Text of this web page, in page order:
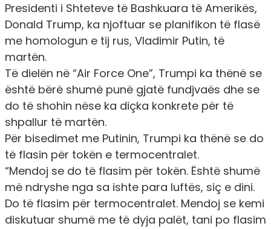
Presidenti i Shteteve të Bashkuara të Amerikës,
Donald Trump, ka njoftuar se planifikon të flasë
me homologun e tij rus, Vladimir Putin, të
martën.
Të dielën në “Air Force One”, Trumpi ka thënë se
është bërë shumë punë gjatë fundjvaës dhe se
do të shohin nëse ka diçka konkrete për të
shpallur të martën.
Për bisedimet me Putinin, Trumpi ka thënë se do
të flasin për tokën e termocentralet.
“Mendoj se do të flasim për tokën. Është shumë
më ndryshe nga sa ishte para luftës, siç e dini.
Do të flasim për termocentralet. Mendoj se kemi
diskutuar shumë me të dyja palët, tani po flasim